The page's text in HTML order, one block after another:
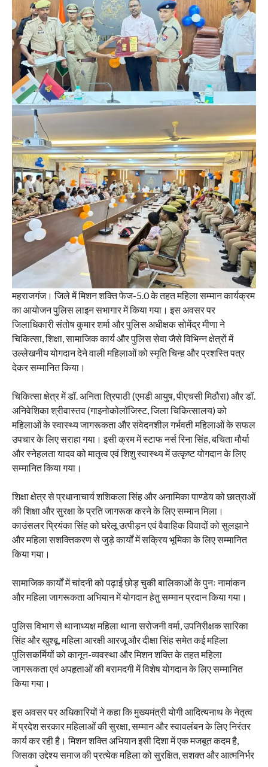
महराजगंज। जिले में मिशन शक्ति फेज-5.0 के तहत महिला सम्मान कार्यक्रम
का आयोजन पुलिस लाइन सभागार में किया गया। इस अवसर पर
जिलाधिकारी संतोष कुमार शर्मा और पुलिस अधीक्षक सोमेंद्र मीणा ने
चिकित्सा, शिक्षा, सामाजिक कार्य और पुलिस सेवा जैसे विभिन्न क्षेत्रों में
उल्लेखनीय योगदान देने वाली महिलाओं को स्मृति चिन्ह और प्रशस्ति पत्र
देकर सम्मानित किया।
चिकित्सा क्षेत्र में डॉ. अनिता त्रिपाठी (एमडी आयुष, पीएचसी मिठौरा) और डॉ.
अनिवेशिका श्रीवास्तव (गाइनोकोलॉजिस्ट, जिला चिकित्सालय) को
महिलाओं के स्वास्थ्य जागरूकता और संवेदनशील गर्भवती महिलाओं के सफल
उपचार के लिए सराहा गया। इसी क्रम में स्टाफ नर्स रिना सिंह, बचिता मौर्या
और स्नेहलता यादव को मातृत्व एवं शिशु स्वास्थ्य में उत्कृष्ट योगदान के लिए
सम्मानित किया गया।
शिक्षा क्षेत्र से प्रधानाचार्य शशिकला सिंह और अनामिका पाण्डेय को छात्राओं
की शिक्षा और सुरक्षा के प्रति जागरूक करने के लिए सम्मान मिला।
काउंसलर प्रियंका सिंह को घरेलू उत्पीड़न एवं वैवाहिक विवादों को सुलझाने
और महिला सशक्तिकरण से जुड़े कार्यों में सक्रिय भूमिका के लिए सम्मानित
किया गया।
सामाजिक कार्यों में चांदनी को पढ़ाई छोड़ चुकी बालिकाओं के पुनः नामांकन
और महिला जागरूकता अभियान में योगदान हेतु सम्मान प्रदान किया गया।
पुलिस विभाग से थानाध्यक्ष महिला थाना सरोजनी वर्मा, उपनिरीक्षक सारिका
सिंह और खुश्बू, महिला आरक्षी आरजू और दीक्षा सिंह समेत कई महिला
पुलिसकर्मियों को कानून-व्यवस्था और मिशन शक्ति के तहत महिला
जागरूकता एवं अपहृताओं की बरामदगी में विशेष योगदान के लिए सम्मानित
किया गया।
इस अवसर पर अधिकारियों ने कहा कि मुख्यमंत्री योगी आदित्यनाथ के नेतृत्व
में प्रदेश सरकार महिलाओं की सुरक्षा, सम्मान और स्वावलंबन के लिए निरंतर
कार्य कर रही है। मिशन शक्ति अभियान इसी दिशा में एक मजबूत कदम है,
जिसका उद्देश्य समाज की प्रत्येक महिला को सुरक्षित, सशक्त और आत्मनिर्भर